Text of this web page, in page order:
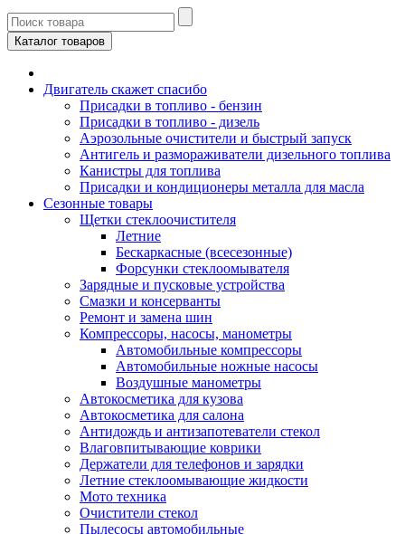
Каталог товаров
Двигатель скажет спасибо
Присадки в топливо - бензин
Присадки в топливо - дизель
Аэрозольные очистители и быстрый запуск
Антигель и размораживатели дизельного топлива
Канистры для топлива
Присадки и кондиционеры металла для масла
Сезонные товары
Щетки стеклоочистителя
Летние
Бескаркасные (всесезонные)
Форсунки стеклоомывателя
Зарядные и пусковые устройства
Смазки и консерванты
Ремонт и замена шин
Компрессоры, насосы, манометры
Автомобильные компрессоры
Автомобильные ножные насосы
Воздушные манометры
Автокосметика для кузова
Автокосметика для салона
Антидождь и антизапотеватели стекол
Влаговпитывающие коврики
Держатели для телефонов и зарядки
Летние стеклоомывающие жидкости
Мото техника
Очистители стекол
Пылесосы автомобильные